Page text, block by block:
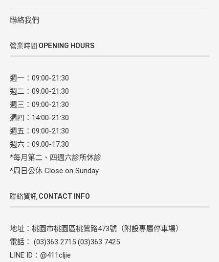
聯絡我們
營業時間 OPENING HOURS
週一：09:00-21:30
週二：09:00-21:30
週三：09:00-21:30
週四：14:00-21:30
週五：09:00-21:30
週六：09:00-17:30
*每月第二、四週六診所休診
*周日公休 Close on Sunday
聯絡資訊 CONTACT INFO
地址：桃園市桃園區桃鶯路473號（附設專屬停車場）
電話： (03)363 2715 (03)363 7425
LINE ID：@411cljie